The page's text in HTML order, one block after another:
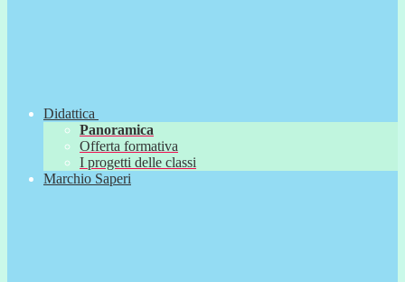
Didattica
Panoramica
Offerta formativa
I progetti delle classi
Marchio Saperi